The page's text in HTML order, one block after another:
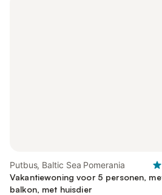
Putbus, Baltic Sea Pomerania
Vakantiewoning voor 5 personen,
balkon, met huisdier